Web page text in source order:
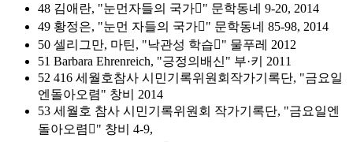
48 김애란, "눈먼자들의 국가" 문학동네 9-20, 2014
49 황정은, "눈먼 자들의 국가" 문학동네 85-98, 2014
50 셀리그만, 마틴, "낙관성 학습" 물푸레 2012
51 Barbara Ehrenreich, "긍정의배신" 부·키 2011
52 416 세월호참사 시민기록위원회작가기록단, "금요일
엔돌아오렴" 창비 2014
53 세월호 참사 시민기록위원회 작가기록단, "금요일엔
돌아오렴" 창비 4-9,